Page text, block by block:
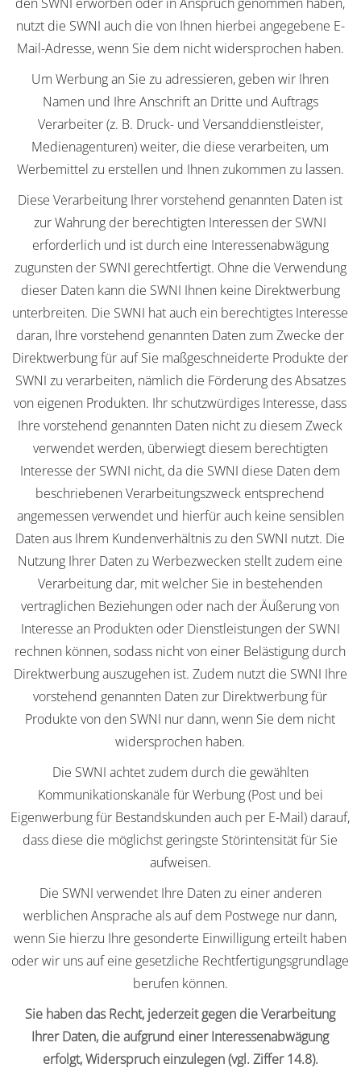
nutzt die SWNI auch die von Ihnen hierbei angegebene E-
Mail-Adresse, wenn Sie dem nicht widersprochen haben.
Um Werbung an Sie zu adressieren, geben wir Ihren
Namen und Ihre Anschrift an Dritte und Auftrags
Verarbeiter (z. B. Druck- und Versanddienstleister,
Medienagenturen) weiter, die diese verarbeiten, um
Werbemittel zu erstellen und Ihnen zukommen zu lassen.
Diese Verarbeitung Ihrer vorstehend genannten Daten ist
zur Wahrung der berechtigten Interessen der SWNI
erforderlich und ist durch eine Interessenabwägung
zugunsten der SWNI gerechtfertigt. Ohne die Verwendung
dieser Daten kann die SWNI Ihnen keine Direktwerbung
unterbreiten. Die SWNI hat auch ein berechtigtes Interesse
daran, Ihre vorstehend genannten Daten zum Zwecke der
Direktwerbung für auf Sie maßgeschneiderte Produkte der
SWNI zu verarbeiten, nämlich die Förderung des Absatzes
von eigenen Produkten. Ihr schutzwürdiges Interesse, dass
Ihre vorstehend genannten Daten nicht zu diesem Zweck
verwendet werden, überwiegt diesem berechtigten
Interesse der SWNI nicht, da die SWNI diese Daten dem
beschriebenen Verarbeitungszweck entsprechend
angemessen verwendet und hierfür auch keine sensiblen
Daten aus Ihrem Kundenverhältnis zu den SWNI nutzt. Die
Nutzung Ihrer Daten zu Werbezwecken stellt zudem eine
Verarbeitung dar, mit welcher Sie in bestehenden
vertraglichen Beziehungen oder nach der Äußerung von
Interesse an Produkten oder Dienstleistungen der SWNI
rechnen können, sodass nicht von einer Belästigung durch
Direktwerbung auszugehen ist. Zudem nutzt die SWNI Ihre
vorstehend genannten Daten zur Direktwerbung für
Produkte von den SWNI nur dann, wenn Sie dem nicht
widersprochen haben.
Die SWNI achtet zudem durch die gewählten
Kommunikationskanäle für Werbung (Post und bei
Eigenwerbung für Bestandskunden auch per E-Mail) darauf,
dass diese die möglichst geringste Störintensität für Sie
aufweisen.
Die SWNI verwendet Ihre Daten zu einer anderen
werblichen Ansprache als auf dem Postwege nur dann,
wenn Sie hierzu Ihre gesonderte Einwilligung erteilt haben
oder wir uns auf eine gesetzliche Rechtfertigungsgrundlage
berufen können.
Sie haben das Recht, jederzeit gegen die Verarbeitung
Ihrer Daten, die aufgrund einer Interessenabwägung
erfolgt, Widerspruch einzulegen (vgl. Ziffer 14.8).